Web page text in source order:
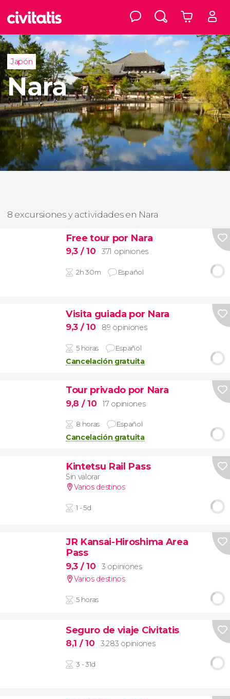
Japón
Nara
8 excursiones y actividades en Nara
Free tour por Nara
9,3 / 10 371 opiniones
2h 30m Español
Visita guiada por Nara
9,3 / 10 89 opiniones
5 horas Español
Cancelación gratuita
Tour privado por Nara
9,8 / 10 17 opiniones
8 horas Español
Cancelación gratuita
Kintetsu Rail Pass
Sin valorar
Varios destinos
1 - 5d
JR Kansai-Hiroshima Area
Pass
9,3 / 10
3 opiniones
Varios destinos
5 horas
Seguro de viaje Civitatis
8,1 / 10 3.283 opiniones
3 - 31d